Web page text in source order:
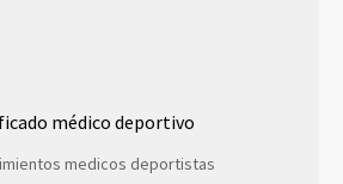
médico deportivo
medicos deportistas